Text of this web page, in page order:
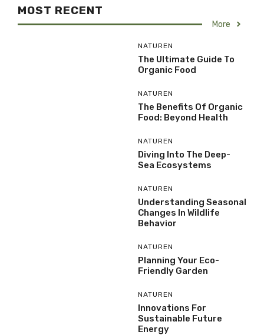
MOST RECENT
More
NATUREN
The Ultimate Guide To
Organic Food
NATUREN
The Benefits Of Organic
Food: Beyond Health
NATUREN
Diving Into The Deep-
Sea Ecosystems
NATUREN
Understanding Seasonal
Changes In Wildlife
Behavior
NATUREN
Planning Your Eco-
Friendly Garden
NATUREN
Innovations For
Sustainable Future
Energy